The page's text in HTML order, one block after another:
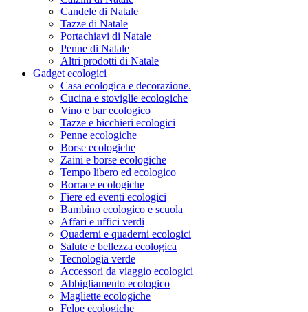
Candele di Natale
Tazze di Natale
Portachiavi di Natale
Penne di Natale
Altri prodotti di Natale
Gadget ecologici
Casa ecologica e decorazione.
Cucina e stoviglie ecologiche
Vino e bar ecologico
Tazze e bicchieri ecologici
Penne ecologiche
Borse ecologiche
Zaini e borse ecologiche
Tempo libero ed ecologico
Borrace ecologiche
Fiere ed eventi ecologici
Bambino ecologico e scuola
Affari e uffici verdi
Quaderni e quaderni ecologici
Salute e bellezza ecologica
Tecnologia verde
Accessori da viaggio ecologici
Abbigliamento ecologico
Magliette ecologiche
Felpe ecologiche